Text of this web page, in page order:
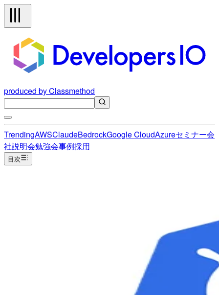
produced by Classmethod
TrendingAWSClaudeBedrockGoogle CloudAzureセミナー会
社説明会勉強会事例採用
目次